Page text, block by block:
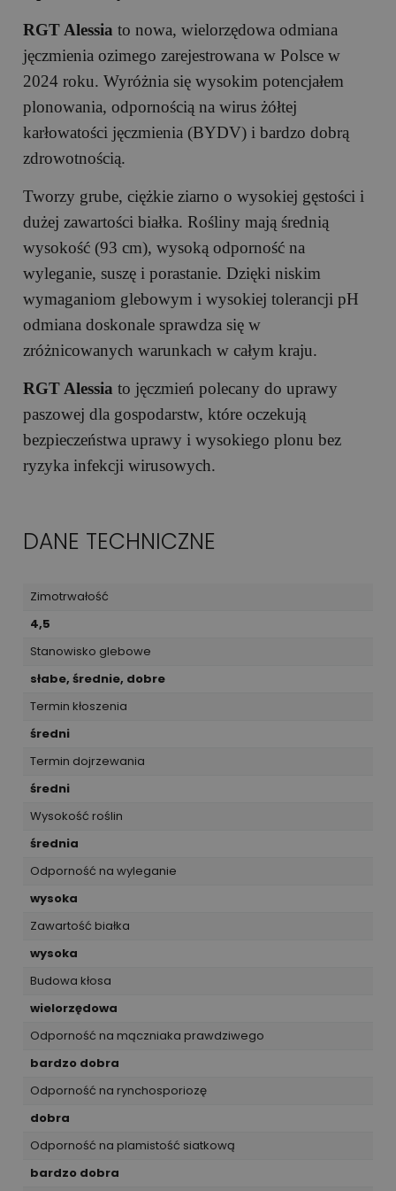
RGT Alessia to nowa, wielorzędowa odmiana
jęczmienia ozimego zarejestrowana w Polsce w
2024 roku. Wyróżnia się wysokim potencjałem
plonowania, odpornością na wirus żółtej
karłowatości jęczmienia (BYDV) i bardzo dobrą
zdrowotnością.
Tworzy grube, ciężkie ziarno o wysokiej gęstości i
dużej zawartości białka. Rośliny mają średnią
wysokość (93 cm), wysoką odporność na
wyleganie, suszę i porastanie. Dzięki niskim
wymaganiom glebowym i wysokiej tolerancji pH
odmiana doskonale sprawdza się w
zróżnicowanych warunkach w całym kraju.
RGT Alessia to jęczmień polecany do uprawy
paszowej dla gospodarstw, które oczekują
bezpieczeństwa uprawy i wysokiego plonu bez
ryzyka infekcji wirusowych.
DANE TECHNICZNE
Zimotrwałość
4,5
Stanowisko glebowe
słabe, średnie, dobre
Termin kłoszenia
średni
Termin dojrzewania
średni
Wysokość roślin
średnia
Odporność na wyleganie
wysoka
Zawartość białka
wysoka
Budowa kłosa
wielorzędowa
Odporność na mączniaka prawdziwego
bardzo dobra
Odporność na rynchosporiozę
dobra
Odporność na plamistość siatkową
bardzo dobra